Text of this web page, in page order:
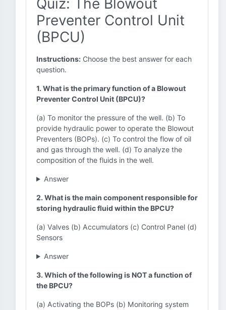
Quiz: The Blowout
Preventer Control Unit
(BPCU)
Instructions: Choose the best answer for each
question.
1. What is the primary function of a Blowout
Preventer Control Unit (BPCU)?
(a) To monitor the pressure of the well. (b) To
provide hydraulic power to operate the Blowout
Preventers (BOPs). (c) To control the flow of oil
and gas through the well. (d) To analyze the
composition of the fluids in the well.
Answer
2. What is the main component responsible for
storing hydraulic fluid within the BPCU?
(a) Valves (b) Accumulators (c) Control Panel (d)
Sensors
Answer
3. Which of the following is NOT a function of
the BPCU?
(a) Activating the BOPs (b) Monitoring system